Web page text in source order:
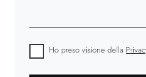
Ho preso visione della